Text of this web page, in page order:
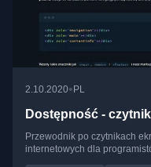
2.10.2020• PL
Dostępność -
Przewodnik po czytnikach
internetowych dla